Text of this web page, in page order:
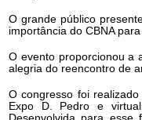
O grande público
importância do CBNA
O evento proporcionou a
alegria do reencontro de
O congresso foi
Expo D. Pedro e